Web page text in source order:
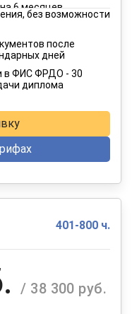
6 месяцев
12 месяцев
без возможности
после
дней
в ФИС ФРДО - 30
диплома
401-800 ч.
/ 38 300 руб.